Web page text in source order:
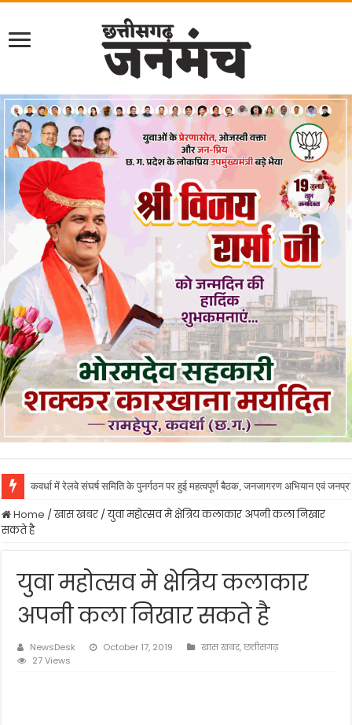
कवर्धा में रेलवे संघर्ष समिति के पुनर्गठन पर हुई महत्वपूर्ण बैठक, जनजागरण अभियान एवं
कबीरधाम को मिली शासकीय मेडिकल कॉलेज की सौगात, 50 एमबीबीएस सीटों के साथ
Home /खास खबर /युवा महोत्सव मे क्षेत्रिय कलाकार अपनी कला निखार
सकते है
युवा महोत्सव मे क्षेत्रिय कलाकार
अपनी कला निखार सकते है
NewsDesk October 17, 2019 खास खबर,छत्तीसगढ़
27 Views